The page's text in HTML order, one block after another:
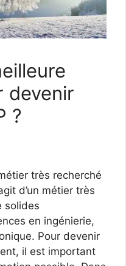
devenir
?
très recherché
d’un métier très
solides
en ingénierie,
Pour devenir
il est important